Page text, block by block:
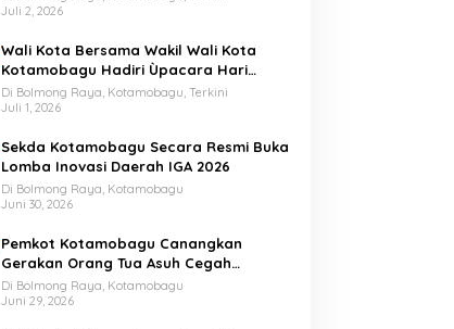
Juli 2, 2026
Wali Kota Bersama Wakil Wali Kota
Kotamobagu Hadiri Ùpacara Hari
Bhayangkara ke-80
Di Bolmong Raya, Kotamobagu, Terkini
Juli 1, 2026
Sekda Kotamobagu Secara Resmi Buka
Lomba Inovasi Daerah IGA 2026
Di Bolmong Raya, Kotamobagu
Juni 30, 2026
Pemkot Kotamobagu Canangkan
Gerakan Orang Tua Asuh Cegah
Stunting
Di Bolmong Raya, Kotamobagu
Juni 29, 2026